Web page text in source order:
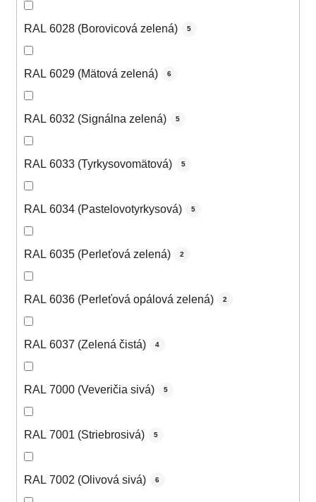
RAL 6028 (Borovicová zelená) 5
RAL 6029 (Mätová zelená) 6
RAL 6032 (Signálna zelená) 5
RAL 6033 (Tyrkysovomätová) 5
RAL 6034 (Pastelovotyrkysová) 5
RAL 6035 (Perleťová zelená) 2
RAL 6036 (Perleťová opálová zelená) 2
RAL 6037 (Zelená čistá) 4
RAL 7000 (Veveričia sivá) 5
RAL 7001 (Striebrosivá) 5
RAL 7002 (Olivová sivá) 6